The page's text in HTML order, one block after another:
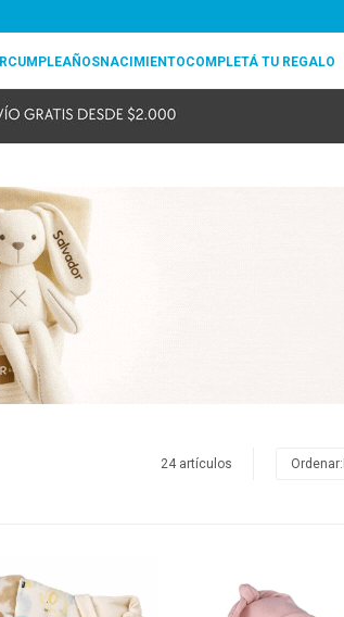
CUMPLEAÑOSNACIMIENTOCOMPLETÁ TU REGALO
24 artículos